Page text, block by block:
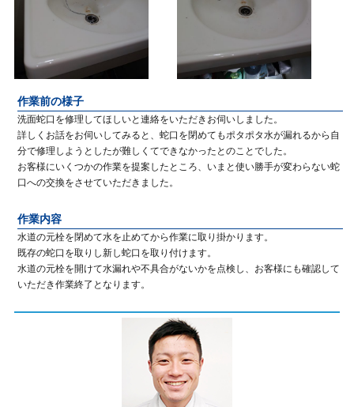
作業前の様子
洗面蛇口を修理してほしいと連絡をいただきお伺いしました。
詳しくお話をお伺いしてみると、蛇口を閉めてもポタポタ水が漏れるから自
分で修理しようとしたが難しくてできなかったとのことでした。
お客様にいくつかの作業を提案したところ、いまと使い勝手が変わらない蛇
口への交換をさせていただきました。
作業内容
水道の元栓を閉めて水を止めてから作業に取り掛かります。
既存の蛇口を取りし新し蛇口を取り付けます。
水道の元栓を開けて水漏れや不具合がないかを点検し、お客様にも確認して
いただき作業終了となります。